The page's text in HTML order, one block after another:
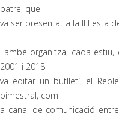
batre, que
va ser presentat a la II Festa
També organitza, cada
2001 i 2018
va editar un butlletí, el
bimestral, com
a canal de comunicació